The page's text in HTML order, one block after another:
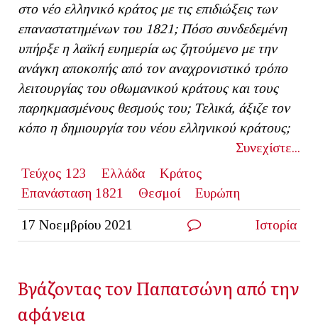
στο νέο ελληνικό κράτος με τις επιδιώξεις των
επαναστατημένων του 1821; Πόσο συνδεδεμένη
υπήρξε η λαϊκή ευημερία ως ζητούμενο με την
ανάγκη αποκοπής από τον αναχρονιστικό τρόπο
λειτουργίας του οθωμανικού κράτους και τους
παρηκμασμένους θεσμούς του; Τελικά, άξιζε τον
κόπο η δημιουργία του νέου ελληνικού κράτους;
Συνεχίστε...
Τεύχος 123
Ελλάδα
Κράτος
Επανάσταση 1821
Θεσμοί Ευρώπη
17 Νοεμβρίου 2021 Ιστορία
Βγάζοντας τον Παπατσώνη από την
αφάνεια